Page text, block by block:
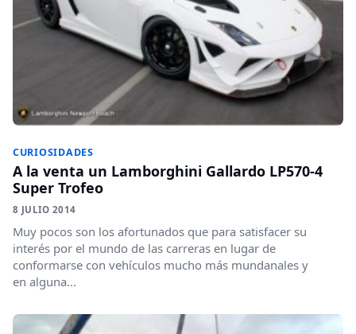
CURIOSIDADES
A la venta un Lamborghini Gallardo LP570-4
Super Trofeo
8 JULIO 2014
Muy pocos son los afortunados que para satisfacer su
interés por el mundo de las carreras en lugar de
conformarse con vehículos mucho más mundanales y
en alguna...